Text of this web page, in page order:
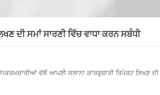
ਦੀ ਸਮਾਂ ਸਾਰਣੀ ਵਿੱਚ ਵਾਧਾ ਕਰਨ ਸਬੰਧੀ
ਵੱਲੋਂ ਆਪਣੀ ਸਲਾਨਾ ਕਾਰਗੁਜ਼ਾਰੀ ਰਿਪੋਰਟ ਲਿਖਣ